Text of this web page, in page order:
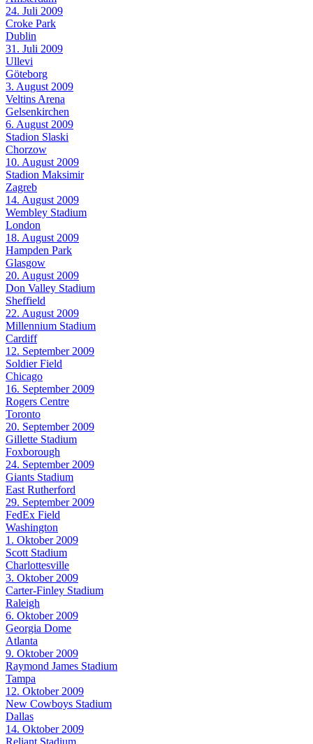
24. Juli 2009
Croke Park
Dublin
31. Juli 2009
Ullevi
Göteborg
3. August 2009
Veltins Arena
Gelsenkirchen
6. August 2009
Stadion Slaski
Chorzow
10. August 2009
Stadion Maksimir
Zagreb
14. August 2009
Wembley Stadium
London
18. August 2009
Hampden Park
Glasgow
20. August 2009
Don Valley Stadium
Sheffield
22. August 2009
Millennium Stadium
Cardiff
12. September 2009
Soldier Field
Chicago
16. September 2009
Rogers Centre
Toronto
20. September 2009
Gillette Stadium
Foxborough
24. September 2009
Giants Stadium
East Rutherford
29. September 2009
FedEx Field
Washington
1. Oktober 2009
Scott Stadium
Charlottesville
3. Oktober 2009
Carter-Finley Stadium
Raleigh
6. Oktober 2009
Georgia Dome
Atlanta
9. Oktober 2009
Raymond James Stadium
Tampa
12. Oktober 2009
New Cowboys Stadium
Dallas
14. Oktober 2009
Reliant Stadium